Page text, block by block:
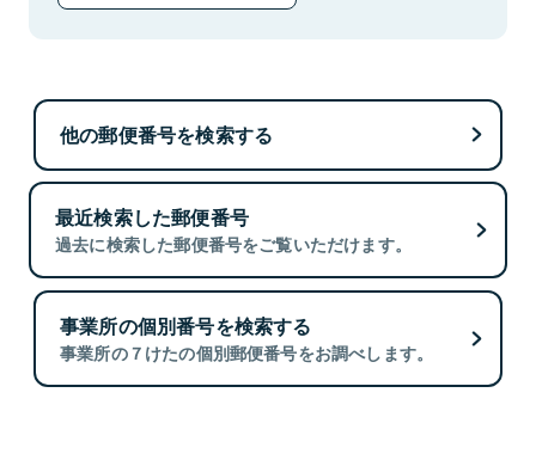
他の郵便番号を検索する
最近検索した郵便番号
過去に検索した郵便番号をご覧いただけます。
事業所の個別番号を検索する
事業所の７けたの個別郵便番号をお調べします。